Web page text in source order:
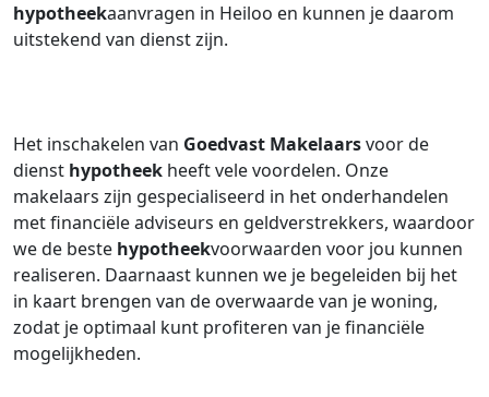
hypotheekaanvragen in Heiloo en kunnen je daarom
uitstekend van dienst zijn.
Het inschakelen van Goedvast Makelaarsvoor de
dienst hypotheek heeft vele voordelen. Onze
makelaars zijn gespecialiseerd in het onderhandelen
met financiële adviseurs en geldverstrekkers, waardoor
we de beste hypotheekvoorwaarden voor jou kunnen
realiseren. Daarnaast kunnen we je begeleiden bij het
in kaart brengen van de overwaarde van je woning,
zodat je optimaal kunt profiteren van je financiële
mogelijkheden.